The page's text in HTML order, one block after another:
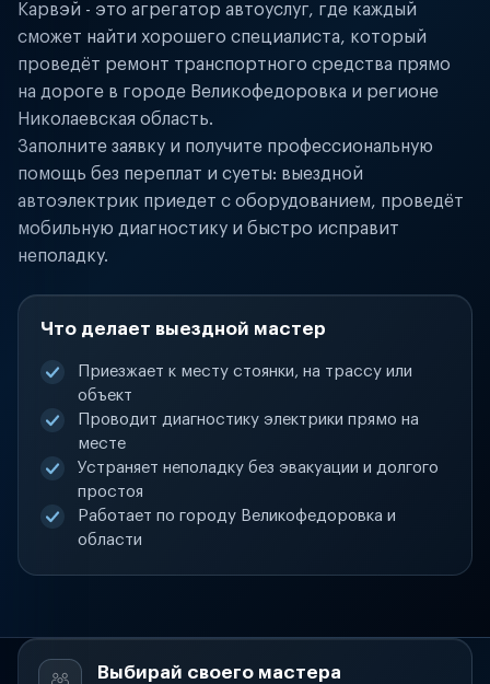
Карвэй - это агрегатор автоуслуг, где каждый
сможет найти хорошего специалиста, который
проведёт ремонт транспортного средства прямо
на дороге в городе Великофедоровка и регионе
Николаевская область.
Заполните заявку и получите профессиональную
помощь без переплат и суеты: выездной
автоэлектрик приедет с оборудованием, проведёт
мобильную диагностику и быстро исправит
неполадку.
Что делает выездной мастер
Приезжает к месту стоянки, на трассу или
объект
Проводит диагностику электрики прямо на
месте
Устраняет неполадку без эвакуации и долгого
простоя
Работает по городу Великофедоровка и
области
Выбирай своего мастера